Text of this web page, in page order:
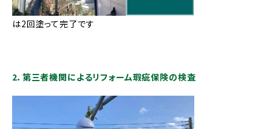
は2回塗って完了です
2．第三者機関によるリフォーム瑕疵保険の検査